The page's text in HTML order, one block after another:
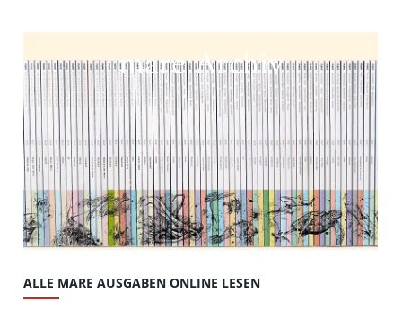
mare Archiv
ALLE MARE AUSGABEN ONLINE LESEN